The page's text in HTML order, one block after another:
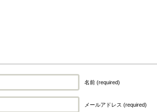
名前 (required)
メールアドレス (required)